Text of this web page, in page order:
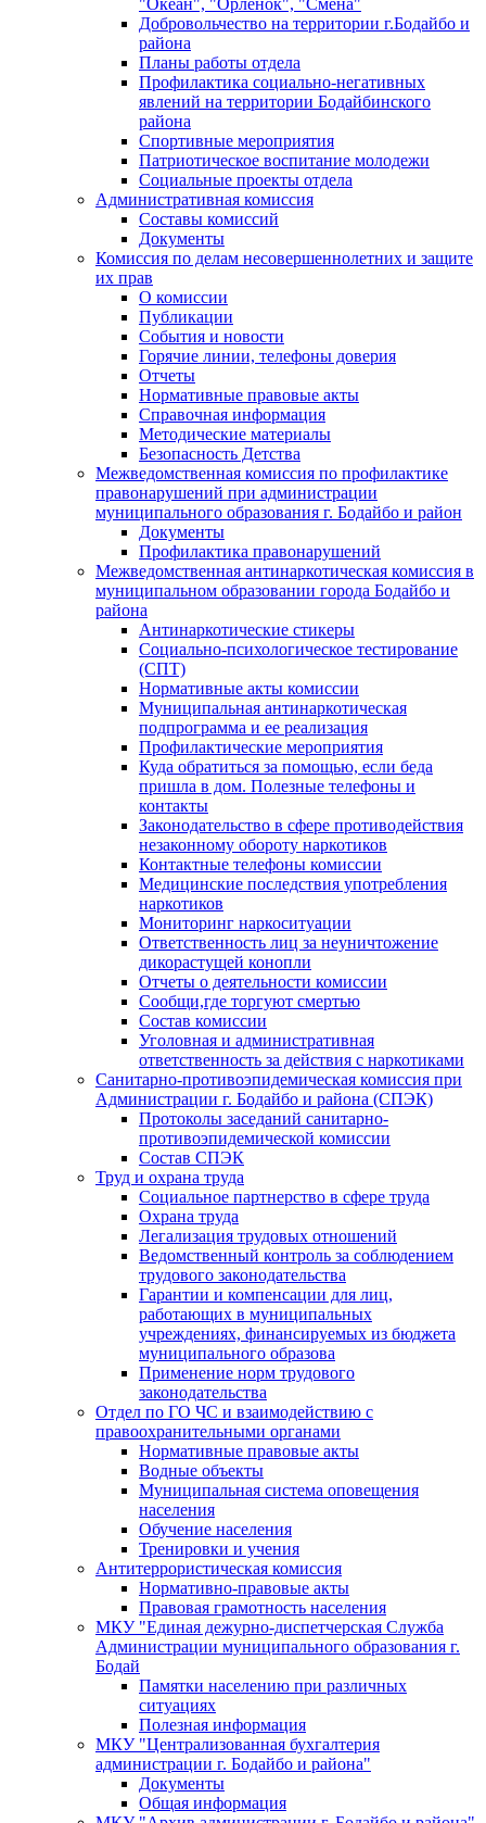
"Океан", "Орленок", "Смена"
Добровольчество на территории г.Бодайбо и
района
Планы работы отдела
Профилактика социально-негативных
явлений на территории Бодайбинского
района
Спортивные мероприятия
Патриотическое воспитание молодежи
Социальные проекты отдела
Административная комиссия
Составы комиссий
Документы
Комиссия по делам несовершеннолетних и защите
их прав
О комиссии
Публикации
События и новости
Горячие линии, телефоны доверия
Отчеты
Нормативные правовые акты
Справочная информация
Методические материалы
Безопасность Детства
Межведомственная комиссия по профилактике
правонарушений при администрации
муниципального образования г. Бодайбо и район
Документы
Профилактика правонарушений
Межведомственная антинаркотическая комиссия в
муниципальном образовании города Бодайбо и
района
Антинаркотические стикеры
Социально-психологическое тестирование
(СПТ)
Нормативные акты комиссии
Муниципальная антинаркотическая
подпрограмма и ее реализация
Профилактические мероприятия
Куда обратиться за помощью, если беда
пришла в дом. Полезные телефоны и
контакты
Законодательство в сфере противодействия
незаконному обороту наркотиков
Контактные телефоны комиссии
Медицинские последствия употребления
наркотиков
Мониторинг наркоситуации
Ответственность лиц за неуничтожение
дикорастущей конопли
Отчеты о деятельности комиссии
Сообщи,где торгуют смертью
Состав комиссии
Уголовная и административная
ответственность за действия с наркотиками
Санитарно-противоэпидемическая комиссия при
Администрации г. Бодайбо и района (СПЭК)
Протоколы заседаний санитарно-
противоэпидемической комиссии
Состав СПЭК
Труд и охрана труда
Социальное партнерство в сфере труда
Охрана труда
Легализация трудовых отношений
Ведомственный контроль за соблюдением
трудового законодательства
Гарантии и компенсации для лиц,
работающих в муниципальных
учреждениях, финансируемых из бюджета
муниципального образова
Применение норм трудового
законодательства
Отдел по ГО ЧС и взаимодействию с
правоохранительными органами
Нормативные правовые акты
Водные объекты
Муниципальная система оповещения
населения
Обучение населения
Тренировки и учения
Антитеррористическая комиссия
Нормативно-правовые акты
Правовая грамотность населения
МКУ "Единая дежурно-диспетчерская Служба
Администрации муниципального образования г.
Бодай
Памятки населению при различных
ситуациях
Полезная информация
МКУ "Централизованная бухгалтерия
администрации г. Бодайбо и района"
Документы
Общая информация